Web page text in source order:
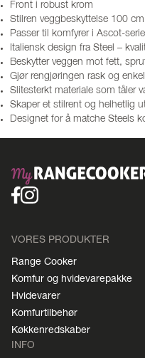
Front i robust krom
Stilren veggbeskyttelse 100
Passer til komfyrer i Ascot-
Italiensk design fra Steel –
Beskytter veggen mot fett,
Gjør rengjøringen rask og enkel
Slitesterkt materiale som tåler
Skaper et stilrent og helhetlig
Designet for å matche Steels
VORES PRODUKTER
Range Cooker
Komfur og hvidevarepakke
Hvidevarer
Komfurtilbehør
Køkkenredskaber
INFO